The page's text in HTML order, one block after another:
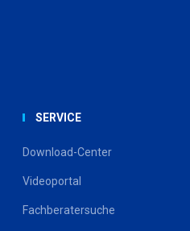
SERVICE
Download-Center
Videoportal
Fachberatersuche